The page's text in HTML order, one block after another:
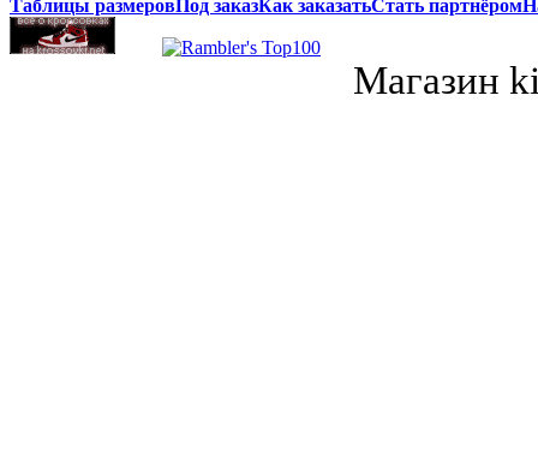
Таблицы размеровПод заказКак заказатьСтать партнёром
Магазин